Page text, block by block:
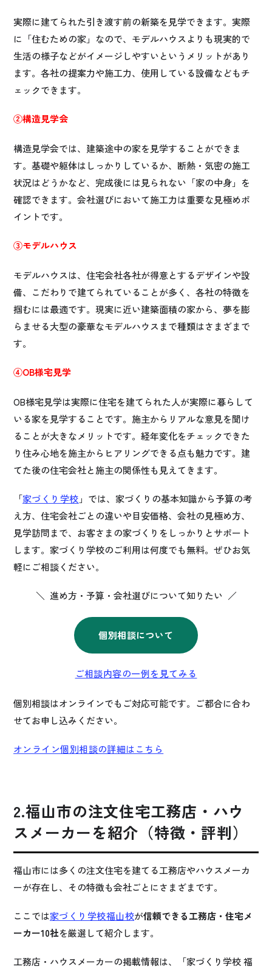
実際に建てられた引き渡す前の新築を見学できます。実際
に「住むための家」なので、モデルハウスよりも現実的で
生活の様子などがイメージしやすいというメリットがあり
ます。各社の提案力や施工力、使用している設備などもチ
ェックできます。
②構造見学会
構造見学会では、建築途中の家を見学することができま
す。基礎や躯体はしっかりしているか、断熱・気密の施工
状況はどうかなど、完成後には見られない「家の中身」を
確認できます。会社選びにおいて施工力は重要な見極めポ
イントです。
③モデルハウス
モデルハウスは、住宅会社各社が得意とするデザインや設
備、こだわりで建てられていることが多く、各社の特徴を
掴むには最適です。現実に近い建築面積の家から、夢を膨
らませる大型の豪華なモデルハウスまで種類はさまざまで
す。
④OB様宅見学
OB様宅見学は実際に住宅を建てられた人が実際に暮らして
いる家を見学することです。施主からリアルな意見を聞け
ることが大きなメリットです。経年変化をチェックできた
り住み心地を施主からヒアリングできる点も魅力です。建
てた後の住宅会社と施主の関係性も見えてきます。
「家づくり学校 」では、家づくりの基本知識から予算の考
え方、住宅会社ごとの違いや目安価格、会社の見極め方、
見学訪問まで、お客さまの家づくりをしっかりとサポート
します。家づくり学校のご利用は何度でも無料。ぜひお気
軽にご相談ください。
＼ 進め方・予算・会社選びについて知りたい ／
個別相談について
ご相談内容の一例を見てみる
個別相談はオンラインでもご対応可能です。ご都合に合わ
せてお申し込みください。
オンライン個別相談の詳細はこちら
2.福山市の注文住宅工務店・ハウ
スメーカーを紹介（特徴・評判）
福山市には多くの注文住宅を建てる工務店やハウスメーカ
ーが存在し、その特徴も会社ごとにさまざまです。
ここでは家づくり学校福山校が信頼できる工務店・住宅メ
ーカー10社を厳選して紹介します。
工務店・ハウスメーカーの掲載情報は、「家づくり学校 福